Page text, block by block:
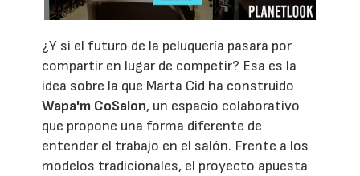
¿Y si el futuro de la peluquería pasara por
compartir en lugar de competir? Esa es la
idea sobre la que Marta Cid ha construido
Wapa'm CoSalon, un espacio colaborativo
que propone una forma diferente de
entender el trabajo en el salón. Frente a los
modelos tradicionales, el proyecto apuesta